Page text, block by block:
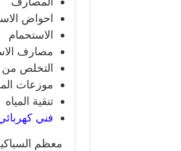
احواض
الاستحمام
مصارف
التخلص من
موزعات
تنقية المياه
فني
معظم